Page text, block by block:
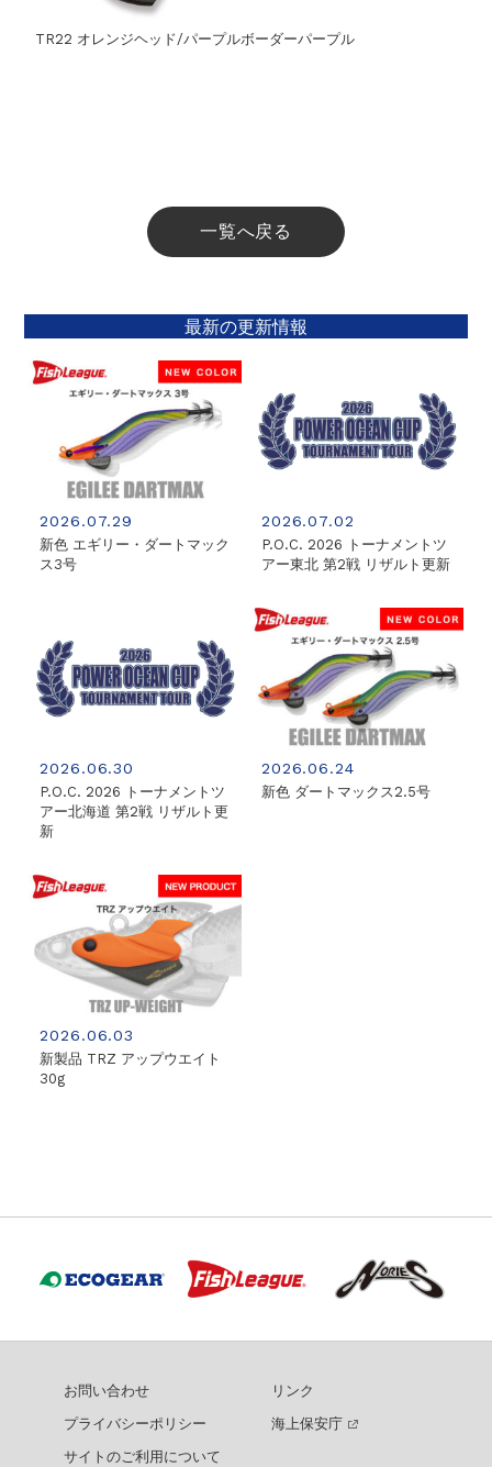
TR22 オレンジヘッド/パープルボーダーパープル
一覧へ戻る
最新の更新情報
2026.07.29
新色 エギリー・ダートマック
ス3号
2026.07.02
P.O.C. 2026 トーナメントツ
アー東北 第2戦 リザルト更新
2026.06.30
P.O.C. 2026 トーナメントツ
アー北海道 第2戦 リザルト更
新
2026.06.24
新色 ダートマックス2.5号
2026.06.03
新製品 TRZ アップウエイト
30g
リンク
海上保安庁
お問い合わせ
プライバシーポリシー
サイトのご利用について